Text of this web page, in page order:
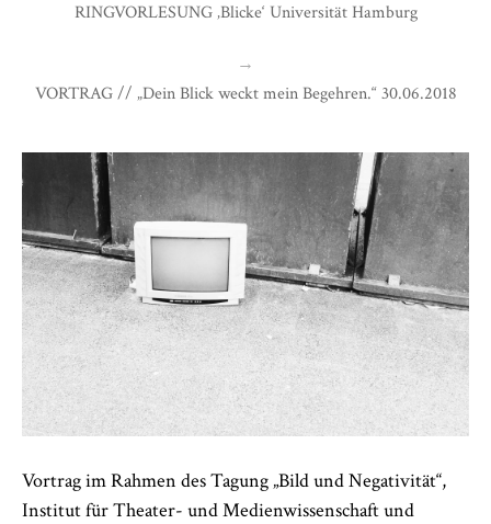
Vortrag im Rahmen des Tagung „Bild und Negativität“,
Institut für Theater- und Medienwissenschaft und
RINGVORLESUNG ‚Blicke‘ Universität Hamburg
→
VORTRAG // „Dein Blick weckt mein Begehren.“ 30.06.2018